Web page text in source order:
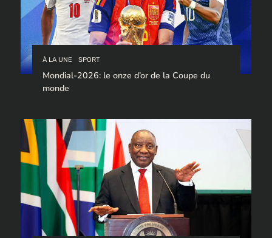
À LA UNE SPORT
Mondial-2026: le onze d’or de la Coupe du
monde